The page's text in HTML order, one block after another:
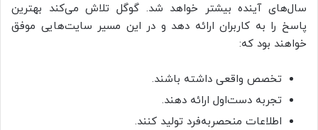
سال‌های آینده بیشتر خواهد شد. گوگل تلاش می‌کند بهترین
پاسخ را به کاربران ارائه دهد و در این مسیر سایت‌هایی موفق
خواهند بود که:
تخصص واقعی داشته باشند.
تجربه دست‌اول ارائه دهند.
اطلاعات منحصربه‌فرد تولید کنند.